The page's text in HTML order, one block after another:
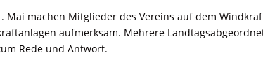
Mai machen Mitglieder des Vereins auf dem
aufmerksam. Mehrere
Rede und Antwort.